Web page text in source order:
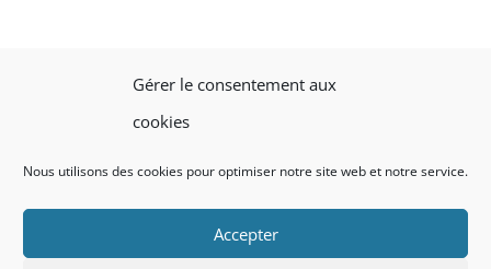
Gérer le consentement aux
cookies
Nous utilisons des cookies pour optimiser notre site web et notre service.
Accepter